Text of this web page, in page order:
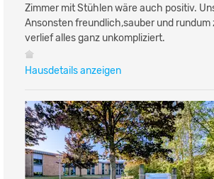
Zimmer mit Stühlen wäre auch positiv.
Ansonsten freundlich,sauber und rundum
verlief alles ganz unkompliziert.
Hausdetails anzeigen